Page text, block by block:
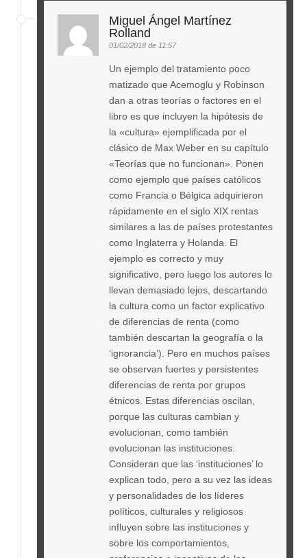
Miguel Ángel Martínez
Rolland
01/02/2018 de 11:57
Un ejemplo del tratamiento poco
matizado que Acemoglu y Robinson
dan a otras teorías o factores en el
libro es que incluyen la hipótesis de
la «cultura» ejemplificada por el
clásico de Max Weber en su capítulo
«Teorías que no funcionan». Ponen
como ejemplo que países católicos
como Francia o Bélgica adquirieron
rápidamente en el siglo XIX rentas
similares a las de países protestantes
como Inglaterra y Holanda. El
ejemplo es correcto y muy
significativo, pero luego los autores lo
llevan demasiado lejos, descartando
la cultura como un factor explicativo
de diferencias de renta (como
también descartan la geografía o la
‘ignorancia’). Pero en muchos países
se observan fuertes y persistentes
diferencias de renta por grupos
étnicos. Estas diferencias oscilan,
porque las culturas cambian y
evolucionan, como también
evolucionan las instituciones.
Consideran que las ‘instituciones’ lo
explican todo, pero a su vez las ideas
y personalidades de los líderes
políticos, culturales y religiosos
influyen sobre las instituciones y
sobre los comportamientos,